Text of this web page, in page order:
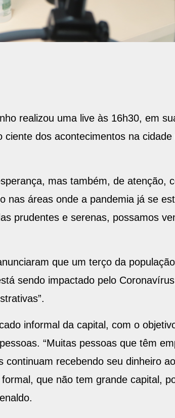
realizou uma live às 16h30, em
dos acontecimentos na
mas também, de atenção,
nas áreas onde a pandemia já se
prudentes e serenas, possamos
que um terço da
sendo impactado pelo
informal da capital, com o
“Muitas pessoas que têm
recebendo seu dinheiro
que não tem grande capital,